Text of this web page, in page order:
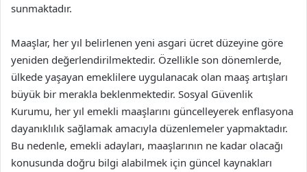
sunmaktadır.
Maaşlar, her yıl belirlenen yeni asgari ücret düzeyine göre
yeniden değerlendirilmektedir. Özellikle son dönemlerde,
ülkede yaşayan emeklilere uygulanacak olan maaş artışları
büyük bir merakla beklenmektedir. Sosyal Güvenlik
Kurumu, her yıl emekli maaşlarını güncelleyerek enflasyona
dayanıklılık sağlamak amacıyla düzenlemeler yapmaktadır.
Bu nedenle, emekli adayları, maaşlarının ne kadar olacağı
konusunda doğru bilgi alabilmek için güncel kaynakları